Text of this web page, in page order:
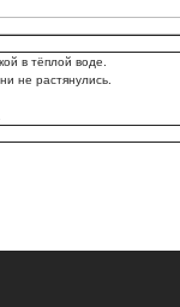
в тёплой воде.
не растянулись.